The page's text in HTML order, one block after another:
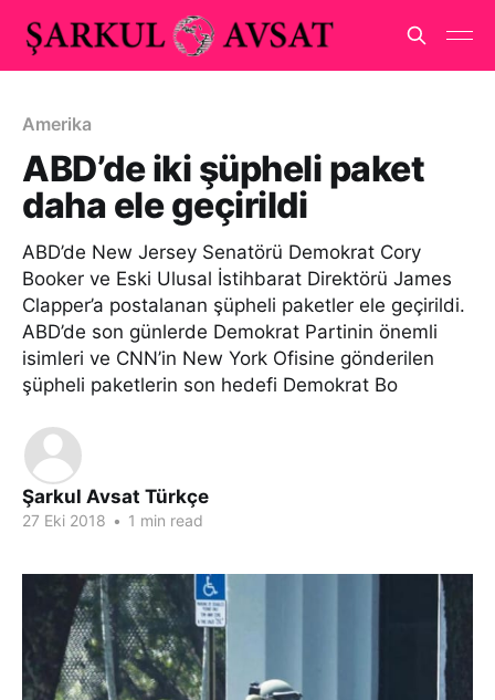
Amerika
ABD’de iki şüpheli paket
daha ele geçirildi
ABD’de New Jersey Senatörü Demokrat Cory
Booker ve Eski Ulusal İstihbarat Direktörü James
Clapper’a postalanan şüpheli paketler ele geçirildi.
ABD’de son günlerde Demokrat Partinin önemli
isimleri ve CNN’in New York Ofisine gönderilen
şüpheli paketlerin son hedefi Demokrat Bo
Şarkul Avsat Türkçe
27 Eki 2018 • 1 min read